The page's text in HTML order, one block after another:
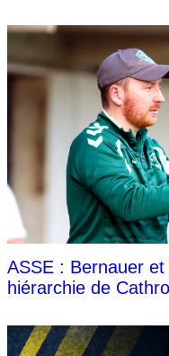
ASSE : Bernauer
hiérarchie de